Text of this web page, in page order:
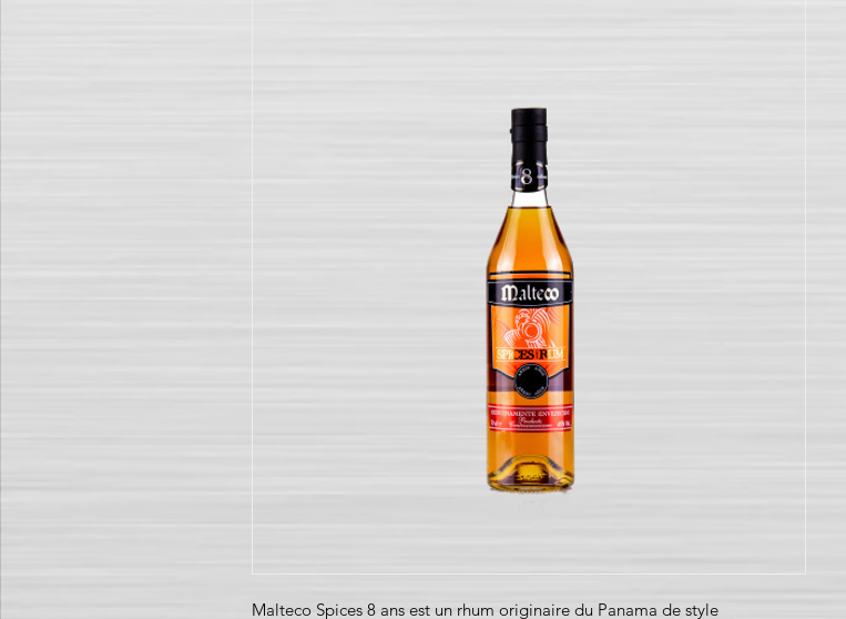
Malteco Spices 8 ans est un rhum originaire du Panama de style